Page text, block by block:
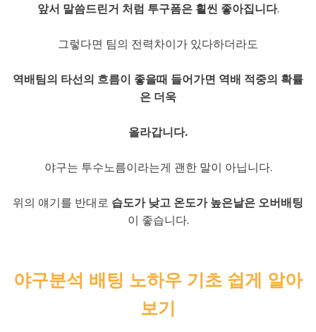
앞서 말씀드린거 처럼 투구폼은 횔씬 좋아집니다.
그렇다면 팀의 전력차이가 있다하더라도
역배팀의 타선의 흐름이 좋을때 들어가면 역배 적중의 확률
은 더욱
올라갑니다.
야구는 투수노름이라는게 괜한 말이 아닙니다.
위의 얘기를 반대로 습도가 낮고 온도가 높은날은 오버배팅
이 좋습니다.
야구분석 배팅 노하우 기초 쉽게 알아
보기